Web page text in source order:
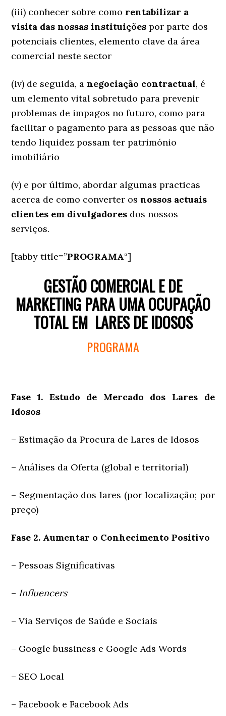
(iii) conhecer sobre como rentabilizar a
visita das nossas instituições por parte dos
potenciais clientes, elemento clave da área
comercial neste sector
(iv) de seguida, anegociação contractual, é
um elemento vital sobretudo para prevenir
problemas de impagos no futuro, como para
facilitar o pagamento para as pessoas que não
tendo liquidez possam ter património
imobiliário
(v) e por último, abordar algumas practicas
acerca de como converter osnossos actuais
clientes em divulgadores dos nossos
serviços.
[tabby title=”PROGRAMA“]
GESTÃO COMERCIAL E DE
MARKETING PARA UMA OCUPAÇÃO
TOTAL EM LARES DE IDOSOS
PROGRAMA
Fase 1. Estudo de Mercado dos Lares de
Idosos
– Estimação da Procura de Lares de Idosos
– Análises da Oferta (global e territorial)
– Segmentação dos lares (por localização; por
preço)
Fase 2. Aumentar o Conhecimento Positivo
– Pessoas Significativas
– Influencers
– Via Serviços de Saúde e Sociais
– Google bussiness e Google Ads Words
– SEO Local
– Facebook e Facebook Ads